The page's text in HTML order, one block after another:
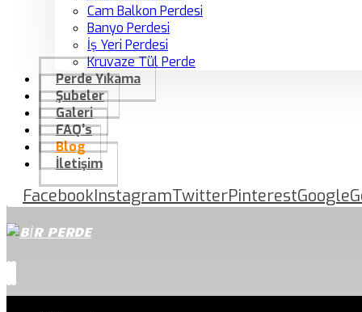
Cam Balkon Perdesi
Banyo Perdesi
İş Yeri Perdesi
Kruvaze Tül Perde
Perde Yıkama
Şubeler
Galeri
FAQ’s
Blog
İletişim
FacebookInstagramTwitterPinterestGoogle